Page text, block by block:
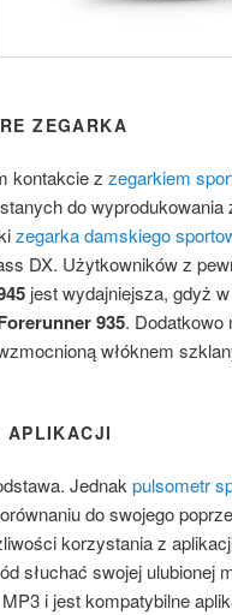
ZEGARKA
kontakcie z zegarkiem
do
zegarka damskiego
DX. Użytkowników z
jest wydajniejsza, gdyż
935. Dodatkowo
włóknem
APLIKACJI
Jednakpulsometr
do swojego
korzystania z
słuchać swojej ulubionej
i jest kompatybilne